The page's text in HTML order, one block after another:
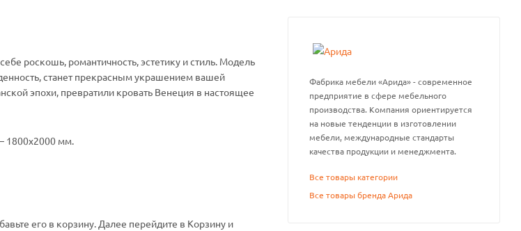
роскошь, романтичность, эстетику и стиль. Модель
станет прекрасным украшением вашей
эпохи, превратили кровать Венеция в настоящее
1800х2000 мм.
его в корзину. Далее перейдите в Корзину и
Фабрика мебели «Арида» - современное
предприятие в сфере мебельного
производства. Компания ориентируется
на новые тенденции в изготовлении
мебели, международные стандарты
качества продукции и менеджмента.
Все товары категории
Все товары бренда Арида